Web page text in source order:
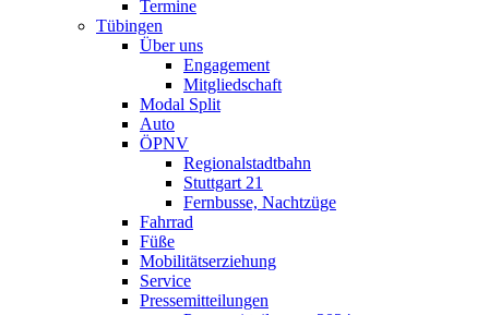
Termine
Tübingen
Über uns
Engagement
Mitgliedschaft
Modal Split
Auto
ÖPNV
Regionalstadtbahn
Stuttgart 21
Fernbusse, Nachtzüge
Fahrrad
Füße
Mobilitätserziehung
Service
Pressemitteilungen